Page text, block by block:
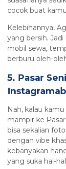
cocok buat
Kelebihannya,
yang bersih.
mobil sewa,
berburu oleh-
5. Pasar
Nah, kalau
mampir ke
bisa sekalian
dengan vibe
kebanyakan
yang suka hal-